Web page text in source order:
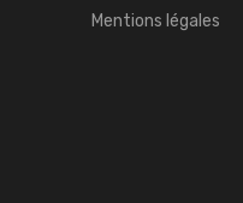
Mentions légales